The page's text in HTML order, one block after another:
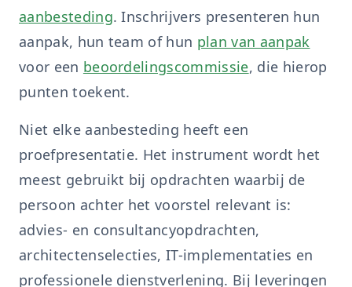
aanbesteding. Inschrijvers presenteren hun
aanpak, hun team of hun plan van aanpak
voor een beoordelingscommissie, die hierop
punten toekent.
Niet elke aanbesteding heeft een
proefpresentatie. Het instrument wordt het
meest gebruikt bij opdrachten waarbij de
persoon achter het voorstel relevant is:
advies- en consultancyopdrachten,
architectenselecties, IT-implementaties en
professionele dienstverlening. Bij leveringen